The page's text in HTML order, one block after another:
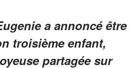
a annoncé être
troisième enfant,
partagée sur